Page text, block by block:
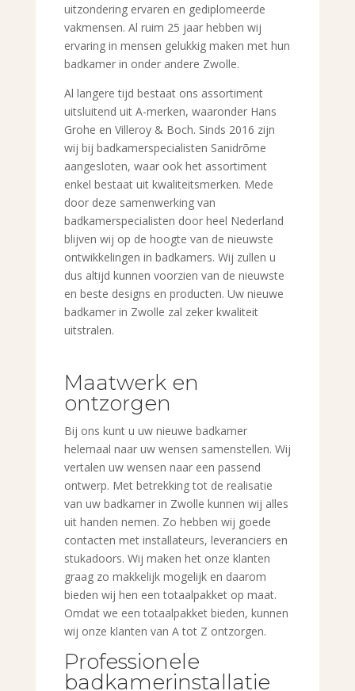
uitzondering ervaren en gediplomeerde
vakmensen. Al ruim 25 jaar hebben wij
ervaring in mensen gelukkig maken met hun
badkamer in onder andere Zwolle.
Al langere tijd bestaat ons assortiment
uitsluitend uit A-merken, waaronder Hans
Grohe en Villeroy & Boch. Sinds 2016 zijn
wij bij badkamerspecialisten Sanidrõme
aangesloten, waar ook het assortiment
enkel bestaat uit kwaliteitsmerken. Mede
door deze samenwerking van
badkamerspecialisten door heel Nederland
blijven wij op de hoogte van de nieuwste
ontwikkelingen in badkamers. Wij zullen u
dus altijd kunnen voorzien van de nieuwste
en beste designs en producten. Uw nieuwe
badkamer in Zwolle zal zeker kwaliteit
uitstralen.
Maatwerk en
ontzorgen
Bij ons kunt u uw nieuwe badkamer
helemaal naar uw wensen samenstellen. Wij
vertalen uw wensen naar een passend
ontwerp. Met betrekking tot de realisatie
van uw badkamer in Zwolle kunnen wij alles
uit handen nemen. Zo hebben wij goede
contacten met installateurs, leveranciers en
stukadoors. Wij maken het onze klanten
graag zo makkelijk mogelijk en daarom
bieden wij hen een totaalpakket op maat.
Omdat we een totaalpakket bieden, kunnen
wij onze klanten van A tot Z ontzorgen.
Professionele
badkamerinstallatie